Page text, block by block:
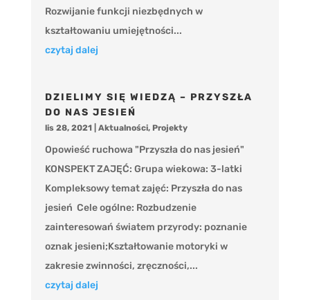
Rozwijanie funkcji niezbędnych w
kształtowaniu umiejętności...
czytaj dalej
DZIELIMY SIĘ WIEDZĄ – PRZYSZŁA
DO NAS JESIEŃ
lis 28, 2021 Aktualności, Projekty
Opowieść ruchowa "Przyszła do nas jesień"
KONSPEKT ZAJĘĆ: Grupa wiekowa: 3-latki
Kompleksowy temat zajęć: Przyszła do nas
jesień Cele ogólne: Rozbudzenie
zainteresowań światem przyrody: poznanie
oznak jesieni;Kształtowanie motoryki w
zakresie zwinności, zręczności,...
czytaj dalej